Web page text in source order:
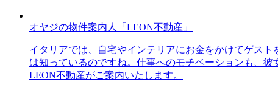
オヤジの物件案内人「LEON不動産」
イタリアでは、自宅やインテリアにお金をかけてゲス
は知っているのですね。仕事へのモチベーションも、
LEON不動産がご案内いたします。